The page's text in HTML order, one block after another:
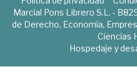
Marcial Pons Librero S.L. -
de Derecho, Economía,
Ciencias
Hospedaje y